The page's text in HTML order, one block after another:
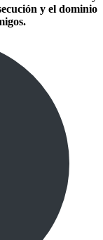
y el dominio